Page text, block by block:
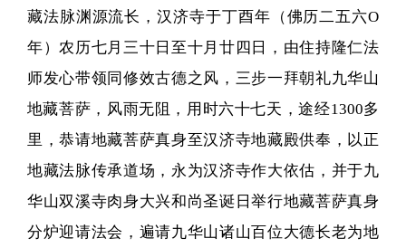
藏法脉渊源流长，汉济寺于丁酉年（佛历二五六O
年）农历七月三十日至十月廿四日，由住持隆仁法
师发心带领同修效古德之风，三步一拜朝礼九华山
地藏菩萨，风雨无阻，用时六十七天，途经1300多
里，恭请地藏菩萨真身至汉济寺地藏殿供奉，以正
地藏法脉传承道场，永为汉济寺作大依估，并于九
华山双溪寺肉身大兴和尚圣诞日举行地藏菩萨真身
分炉迎请法会，遍请九华山诸山百位大德长老为地